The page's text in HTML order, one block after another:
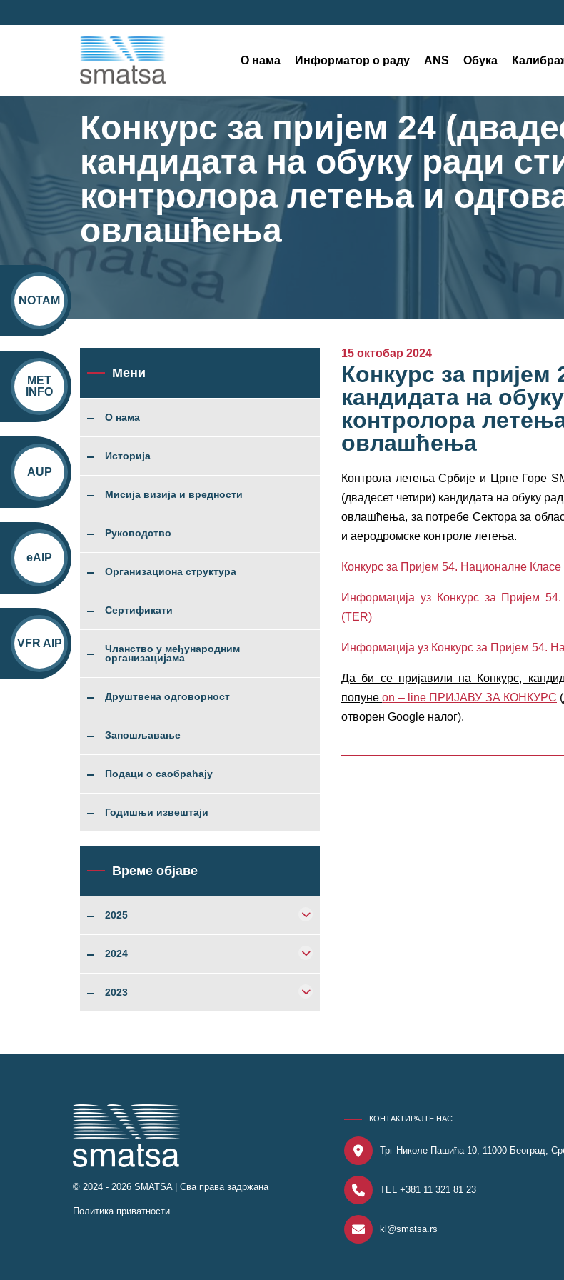
О нама Информатор о раду ANS Обука
NOTAM
MET
INFO
AUP
eAIP
VFR AIP
Конкурс за пријем 24
кандидата на обуку ради
контролора летења и
овлашћења
Мени
О нама
Историја
Мисија визија и вредности
Руководство
Организациона структура
Сертификати
Чланство у међународним
организацијама
Друштвена одговорност
Запошљавање
Подаци о саобраћају
Годишњи извештаји
Време објаве
2025
2024
2023
15 октобар 2024
Конкурс за пријем
кандидата на
контролора
овлашћења
Контрола летења Србије и Црне Горе
(двадесет четири) кандидата на обуку
овлашћења, за потребе Сектора за
и аеродромске контроле летења.
Конкурс за Пријем 54. Националне
Информација уз Конкурс за Пријем
(TER)
Информација уз Конкурс за Пријем 54.
Да би се пријавили на Конкурс,
попунеоn – linе ПРИЈАВУ ЗА КОНКУРС
отворен Google налог).
© 2024 - 2026 SMATSA | Сва права задржана
Политика приватности
КОНТАКТИРАЈТЕ НАС
Трг Николе Пашића 10, 11000 Београд,
TEL +381 11 321 81 23
kl@smatsa.rs